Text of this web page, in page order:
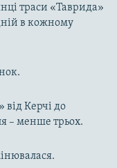
траси «Таврида»
в кожному
від Керчі до
– менше трьох.